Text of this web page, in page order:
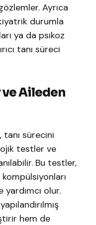
Ayrıca
durumla
ya da psikoz
tanı süreci
Aileden
sürecini
testler ve
Bu testler,
olur.
hem de